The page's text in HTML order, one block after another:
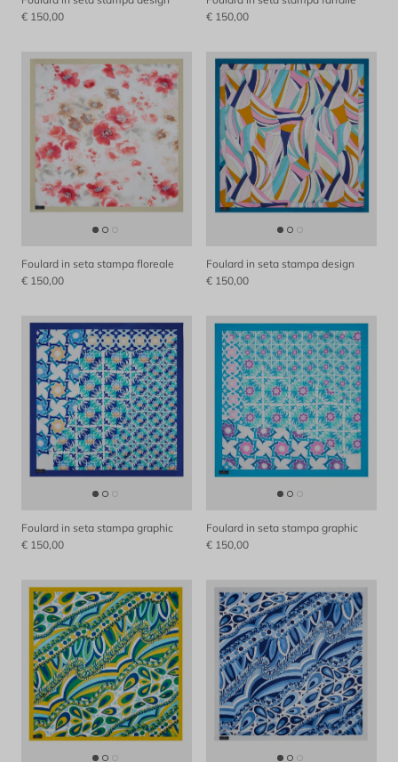
€ 150,00
€ 150,00
Foulard in seta stampa floreale
€ 150,00
Foulard in seta stampa design
€ 150,00
Foulard in seta stampa graphic
€ 150,00
Foulard in seta stampa graphic
€ 150,00